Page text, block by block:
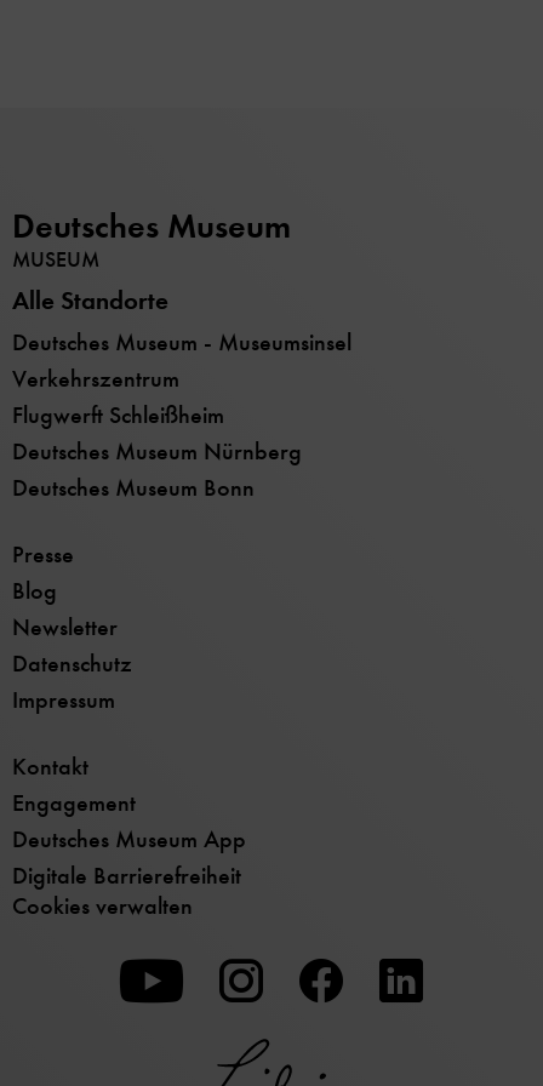
Deutsches Museum
MUSEUM
Alle Standorte
Deutsches Museum - Museumsinsel
Verkehrszentrum
Flugwerft Schleißheim
Deutsches Museum Nürnberg
Deutsches Museum Bonn
Presse
Blog
Newsletter
Datenschutz
Impressum
Kontakt
Engagement
Deutsches Museum App
Digitale Barrierefreiheit
Cookies verwalten
Zu
unserer
Youtube-
Seite
Zu
unserer
Instagram-
Seite
Zu
unserer